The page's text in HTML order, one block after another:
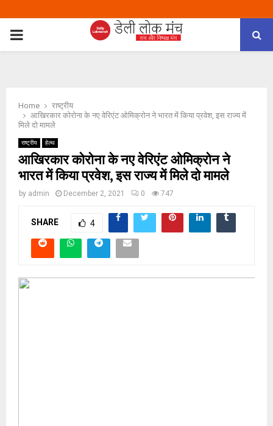
PRIMARY
Home
राष्ट्रीय
आखिरकार कोरोना के नए वेरिएंट ओमिक्रोन ने भारत में किया प्रवेश, इस राज्य में
मिले दो मामले
राष्ट्रीय हेल्थ
आखिरकार कोरोना के नए वेरिएंट ओमिक्रोन ने
भारत में किया प्रवेश, इस राज्य में मिले दो मामले
by admin December 2, 2021 0 747
SHARE 4